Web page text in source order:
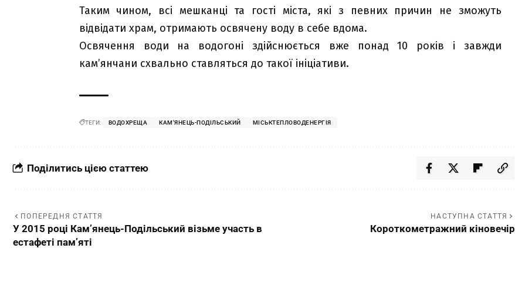
Таким чином, всі мешканці та гості міста, які з певних причин не зможуть
відвідати храм, отримають освячену воду в себе вдома.
Освячення води на водогоні здійснюється вже понад 10 років і завжди
кам’янчани схвально ставляться до такої ініціативи.
ТЕГИ: ВОДОХРЕЩА КАМ'ЯНЕЦЬ-ПОДІЛЬСЬКИЙ МІСЬКТЕПЛОВОДЕНЕРГІЯ
Поділитись цією статтею
ПОПЕРЕДНЯ СТАТТЯ
У 2015 році Кам’янець-Подільський візьме участь в
естафеті пам’яті
НАСТУПНА СТАТТЯ
Короткометражний кіновечір